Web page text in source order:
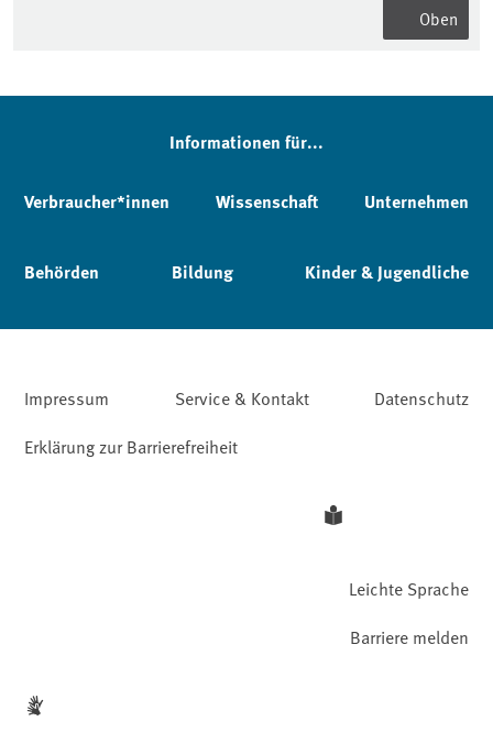
Oben
Informationen für...
Verbraucher*innen Wissenschaft Unternehmen
Behörden Bildung Kinder & Jugendliche
Impressum Service & Kontakt
Datenschutz
Erklärung zur Barrierefreiheit
Leichte Sprache
Barriere melden